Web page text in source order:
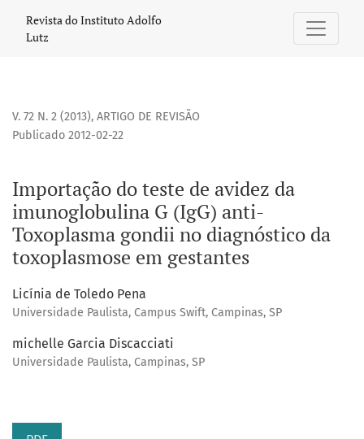
Importação do teste de avidez da imunoglobulina G
Revista do Instituto Adolfo
Lutz
V. 72 N. 2 (2013), ARTIGO DE REVISÃO
Importação do teste de avidez da
imunoglobulina G (IgG) anti-
Toxoplasma gondii no diagnóstico da
toxoplasmose em gestantes
Publicado 2012-02-22
Licínia de Toledo Pena
Universidade Paulista, Campus Swift, Campinas, SP
michelle Garcia Discacciati
Universidade Paulista, Campinas, SP